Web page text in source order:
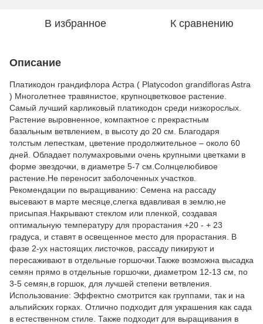
В избранное К сравнению
Описание
Платикодон грандифлора Астра ( Platycodon grandifloras Astra
) Многолетнее травянистое, крупноцветковое растение.
Самый лучший карликовый платикодон среди низкорослых.
Растение выровненное, компактное с прекрастным
базальным ветвлением, в высоту до 20 см. Благодаря
толстым лепесткам, цветение продолжительное – около 60
дней. Обладает полумахровыми очень крупными цветками в
форме звездочки, в диаметре 5-7 см.Солнцелюбивое
растение.Не переносит заболоченных участков.
Рекомендации по выращиванию: Семена на рассаду
высевают в марте месяце,слегка вдавливая в землю,не
присыпая.Накрывают стеклом или пленкой, создавая
оптимальную температуру для прорастания +20 - + 23
градуса, и ставят в освещенное место для прорастания. В
фазе 2-ух настоящих листочков, рассаду пикируют и
пересаживают в отдельные горшочки.Также возможна высадка
семян прямо в отдельные горшочки, диаметром 12-13 см, по
3-5 семян,в горшок, для лучшей степени ветвления.
Использование: Эффектно смотрится как группами, так и на
альпийских горках. Отлично подходит для украшения как сада
в естественном стиле. Также подходит для выращивания в